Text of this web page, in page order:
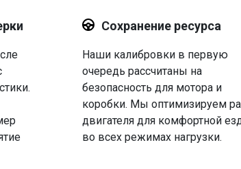
Сохранение ресурса
Наши калибровки в первую
очередь рассчитаны на
безопасность для мотора и
коробки. Мы оптимизируем
двигателя для комфортной
во всех режимах нагрузки.